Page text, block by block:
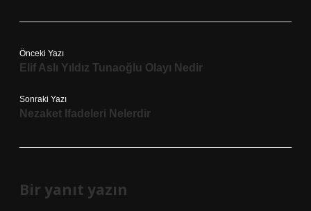
Önceki Yazı
Elif Aslı Yıldız Tunaoğlu Olayı Nedir
Sonraki Yazı
Nezaket Ifadeleri Nelerdir
Bir yanıt yazın